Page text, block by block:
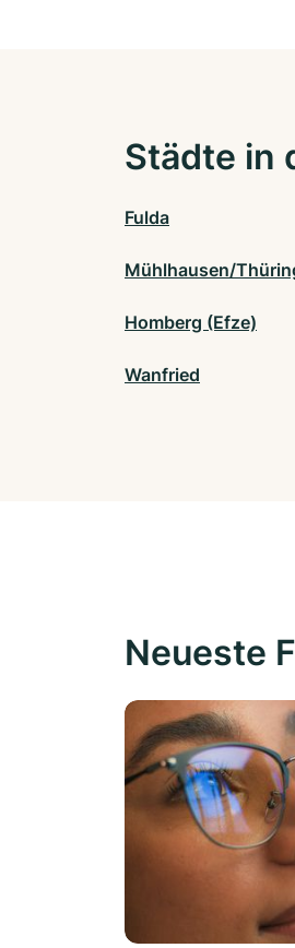
Städte in
Fulda
Mühlhausen/
Homberg (Efze)
Wanfried
Neueste